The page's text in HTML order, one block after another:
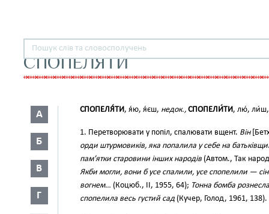
СПОПЕЛЯТИ
А
Б
В
Г
СПОПЕЛЯ́ТИ, я́ю, я́єш, недок., СПОПЕЛИ́ТИ, лю́,
1. Перетворювати у попіл, спалювати вщент. Він
орди штурмовиків, яка попалила у себе на
пам’ятки старовини інших народів (Автом., Так
Якби могли, вони б усе спалили, усе спопелили —
вогнем… (Коцюб., II, 1955, 64); Тонна бомба
спопелила весь густий сад (Кучер, Голод, 1961, 138).